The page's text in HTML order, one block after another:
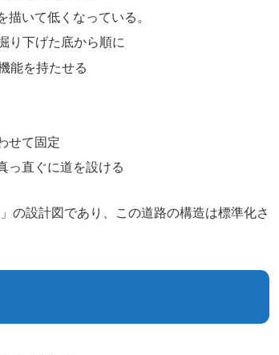
いて低くなっている。
り下げた底から順に
能を持たせる
せて固定
っ直ぐに道を設ける
の設計図であり、この道路の構造は標準化さ